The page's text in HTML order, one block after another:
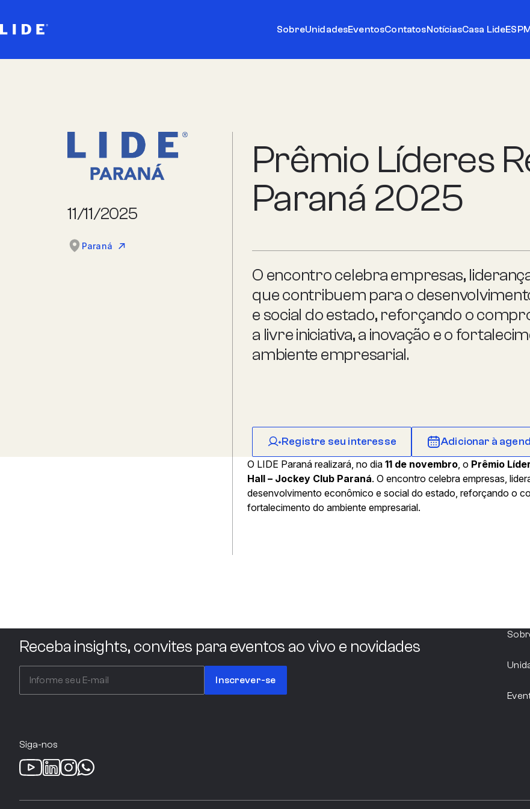
SobreUnidadesEventosContatosNotíciasCasa Lide
11/11/2025
Paraná
Prêmio Líderes
Paraná 2025
O encontro celebra empresas,
que contribuem para o
e social do estado, reforçando o
a livre iniciativa, a inovação e o
ambiente empresarial.
Registre seu interesse Adicionar à
O LIDE Paraná realizará, no dia 11 de novembro, o Prêmio
Hall – Jockey Club Paraná. O encontro celebra empresas,
desenvolvimento econômico e social do estado, reforçando o
fortalecimento do ambiente empresarial.
Receba insights, convites para eventos ao vivo e novidades
Inscrever-se
Siga-nos